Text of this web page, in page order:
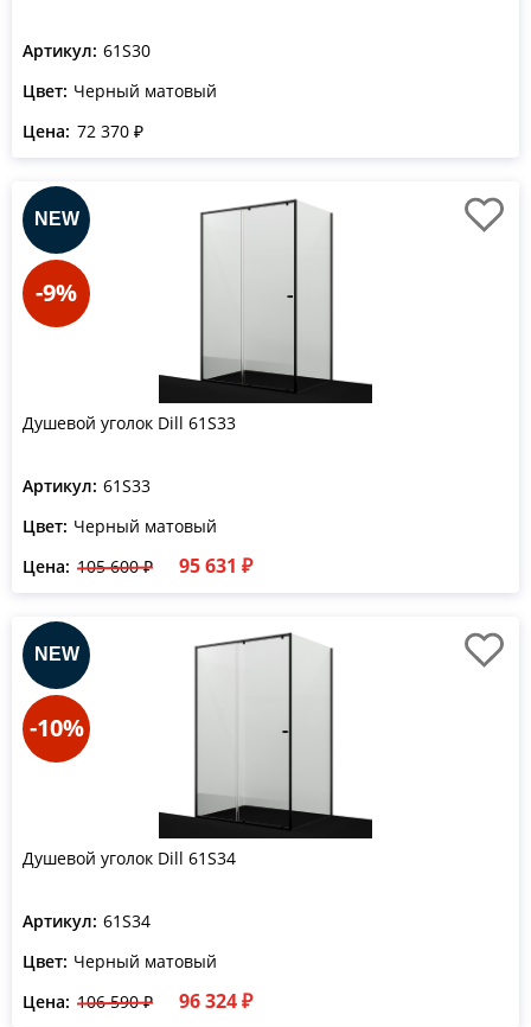
Артикул: 61S30
Цвет: Черный матовый
Цена: 72 370 ₽
-9%
Душевой уголок Dill 61S33
Артикул: 61S33
Цвет: Черный матовый
Цена: 105 600 ₽ 95 631 ₽
-10%
Душевой уголок Dill 61S34
Артикул: 61S34
Цвет: Черный матовый
Цена: 106 590 ₽ 96 324 ₽